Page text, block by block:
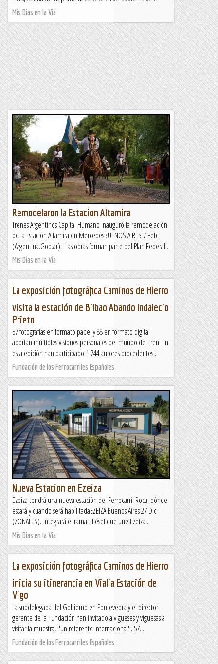
Mis Días en la Vía
Remodelaron la Estacion Altamira
Trenes Argentinos Capital Humano inauguró la remodelación
de la Estación Altamira en MercedesBUENOS AIRES 7 Feb
(Argentina.Gob.ar).- Las obras forman parte del Plan Federal...
Mis Días en la Vía
La exposición fotográfica Caminos de Hierro
visita la estación de Bilbao Abando Indalecio
Prieto
57 fotografías en formato papel y 88 en formato digital
aportan múltiples visiones personales del mundo del tren. En
esta edición han participado 1.744 autores procedentes...
Fundación de los Ferrocarriles Españoles
Nueva Estacion en Ezeiza
Ezeiza tendrá una nueva estación del Ferrocarril Roca: dónde
estará y cuando será habilitadaEZEIZA Buenos Aires 27 Dic
(ZONALES).-Integrará el ramal diésel que une Ezeiza...
Mis Días en la Vía
La exposición fotográfica Caminos de Hierro
inicia su itinerancia en Vialia Estación de
Vigo
La subdelegada del Gobierno en Pontevedra y el director
gerente de la Fundación han invitado a vigueses y viguesas a
visitar la muestra, ''un referente internacional''. 57...
Fundación de los Ferrocarriles Españoles